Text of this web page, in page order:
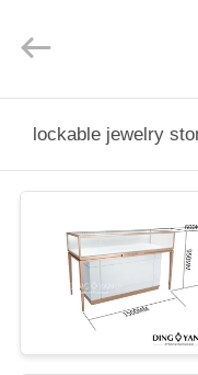
उत्पाद
वीडियो
बारे
Furniture
Rights
lockable jewelry